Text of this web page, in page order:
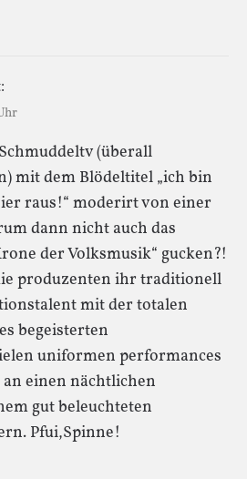
(überall
mit dem Blödeltitel „ich bin
raus!“ moderirt von einer
dann nicht auch das
der Volksmusik“ gucken?!
produzenten ihr traditionell
mit der totalen
begeisterten
uniformen performances
einen nächtlichen
gut beleuchteten
Pfui,Spinne!